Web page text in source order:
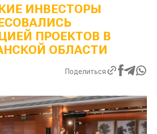
ИНВЕСТОРЫ
ПРОЕКТОВ В
ОБЛАСТИ
Поделиться